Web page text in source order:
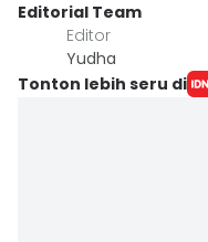
Editorial Team
Editor
Yudha ‎
Tonton lebih seru di